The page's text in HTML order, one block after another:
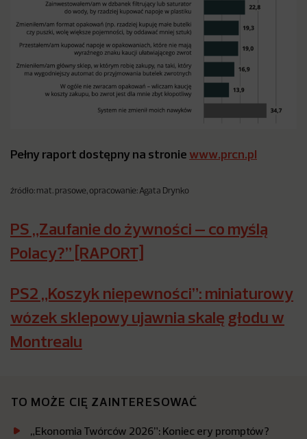
Pełny raport dostępny na stronie www.prcn.pl
źródło: mat. prasowe, opracowanie: Agata Drynko
PS „Zaufanie do żywności – co myślą
Polacy?” [RAPORT]
PS2 „Koszyk niepewności”: miniaturowy
wózek sklepowy ujawnia skalę głodu w
Montrealu
TO MOŻE CIĘ ZAINTERESOWAĆ
„Ekonomia Twórców 2026”: Koniec ery promptów?